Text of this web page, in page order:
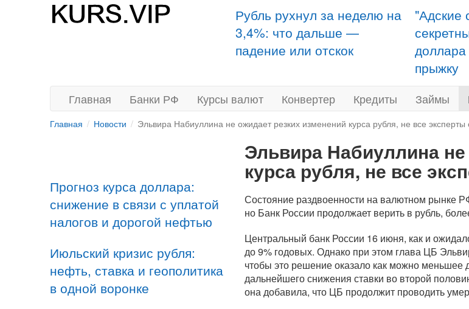
Рубль рухнул за неделю на
3,4%: что дальше —
падение или отскок
"Адские
доллара
прыжку
Главная Банки РФ Курсы валют Конвертер Кредиты Займы
Главная Новости Эльвира Набиуллина не ожидает резких изменений курса рубля, не все эксперты
Прогноз курса доллара:
снижение в связи с уплатой
налогов и дорогой нефтью
Июльский кризис рубля:
нефть, ставка и геополитика
в одной воронке
Эльвира Набиуллина
курса рубля, не все
Состояние раздвоенности на валютном рынке
но Банк России продолжает верить в рубль,
Центральный банк России 16 июня, как и
до 9% годовых. Однако при этом глава ЦБ
чтобы это решение оказало как можно меньшее
дальнейшего снижения ставки во второй
она добавила, что ЦБ продолжит проводить